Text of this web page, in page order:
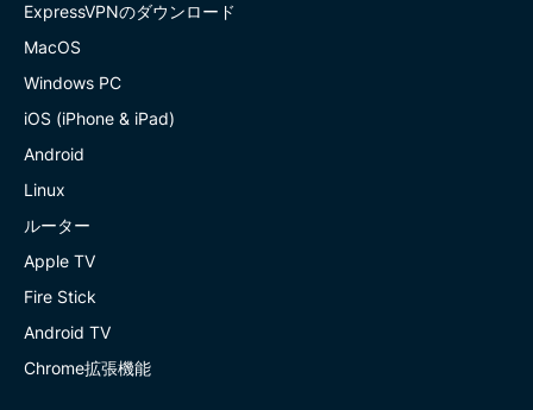
ExpressVPNのダウンロード
MacOS
Windows PC
iOS (iPhone & iPad)
Android
Linux
ルーター
Apple TV
Fire Stick
Android TV
Chrome拡張機能